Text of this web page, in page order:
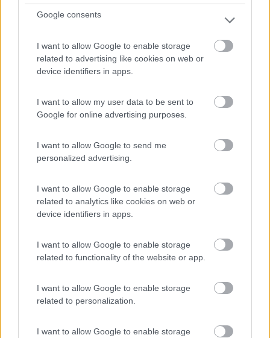
Google consents
I want to allow Google to enable storage
related to advertising like cookies on web or
device identifiers in apps.
I want to allow my user data to be sent to
Google for online advertising purposes.
I want to allow Google to send me
personalized advertising.
I want to allow Google to enable storage
related to analytics like cookies on web or
device identifiers in apps.
I want to allow Google to enable storage
related to functionality of the website or app.
I want to allow Google to enable storage
related to personalization.
I want to allow Google to enable storage
Azienda agricola ai piedi dell'Etna tra vigneti ed olivet...
Castiglione di Sicilia (CT) - 105.9km
SS120 Km 191 + 900 Loc. Passopisciaro
Area di sosta (AA)
AgriHotel da Marianna
9,5